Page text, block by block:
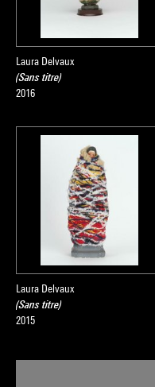
Laura Delvaux
(Sans titre)
2016
Laura Delvaux
(Sans titre)
2015